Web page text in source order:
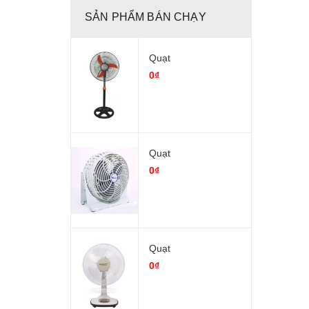
SẢN PHẨM BÁN CHẠY
Quạt
0₫
Quạt
0₫
Quạt
0₫